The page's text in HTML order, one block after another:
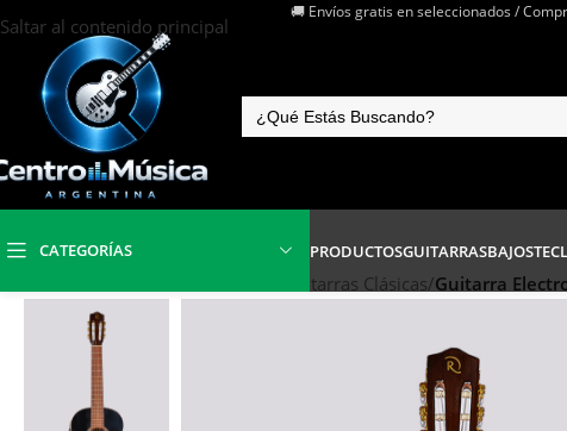
Saltar al contenido principal
🚚 Envíos gratis en seleccionados /
CATEGORÍAS PRODUCTOSGUITARRASBAJOS
Guitarras Clásicas/Guitarra